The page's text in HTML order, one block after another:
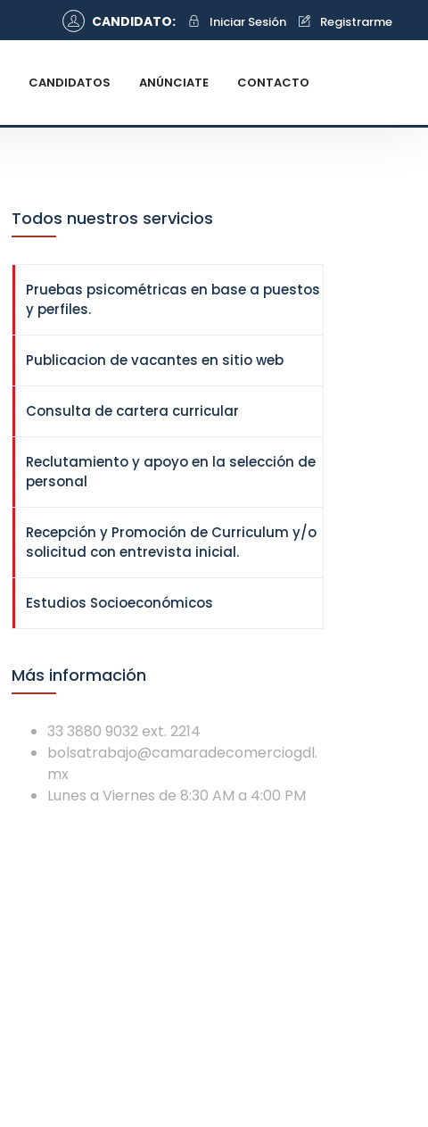
CANDIDATO: Iniciar Sesión Registrarme
CANDIDATOS ANÚNCIATE CONTACTO
Todos nuestros servicios
Pruebas psicométricas en base a puestos
y perfiles.
Publicacion de vacantes en sitio web
Consulta de cartera curricular
Reclutamiento y apoyo en la selección de
personal
Recepción y Promoción de Curriculum y/o
solicitud con entrevista inicial.
Estudios Socioeconómicos
Más información
33 3880 9032 ext. 2214
bolsatrabajo@camaradecomerciogdl.
mx
Lunes a Viernes de 8:30 AM a 4:00 PM